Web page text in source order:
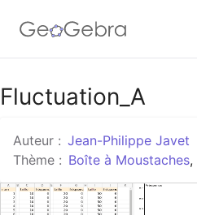
Google Classroom
Classe GeoGebra
Fluctuation_A
Auteur : Jean-Philippe Javet
Thème : Boîte à Moustaches,